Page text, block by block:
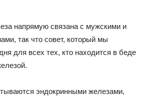
напрямую связана с мужскими и
так что совет, который мы
для всех тех, кто находится в беде
эндокринными железами,